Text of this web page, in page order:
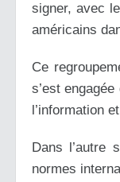
signer, avec
américains
Ce
s’est
l’information
Dans l’autre
normes